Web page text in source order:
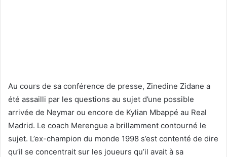
Au cours de sa conférence de presse, Zinedine Zidane a
été assailli par les questions au sujet d’une possible
arrivée de Neymar ou encore de Kylian Mbappé au Real
Madrid. Le coach Merengue a brillamment contourné le
sujet. L’ex-champion du monde 1998 s’est contenté de dire
qu’il se concentrait sur les joueurs qu’il avait à sa